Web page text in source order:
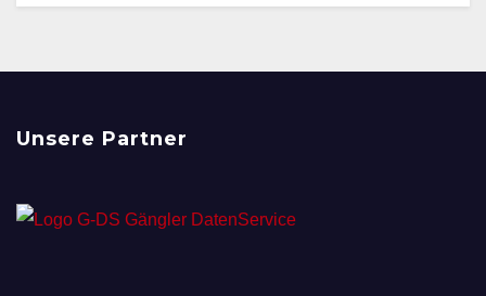
Unsere Partner